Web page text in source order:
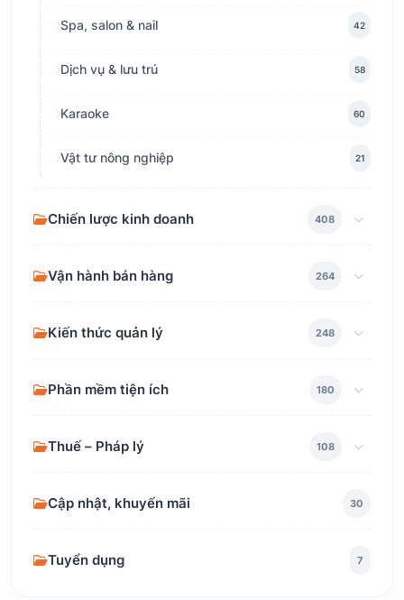
Spa, salon & nail 42
Dịch vụ & lưu trú 58
Karaoke 60
Vật tư nông nghiệp 21
Chiến lược kinh doanh 408
Vận hành bán hàng 264
Kiến thức quản lý 248
Phần mềm tiện ích 180
Thuế – Pháp lý 108
Cập nhật, khuyến mãi 30
Tuyển dụng 7